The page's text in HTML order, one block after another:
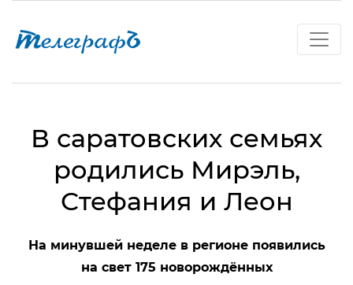
В саратовских семьях
родились Мирэль,
Стефания и Леон
На минувшей неделе в регионе появились
на свет 175 новорождённых